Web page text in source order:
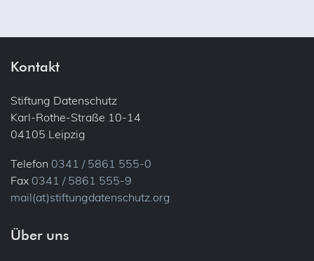
Kontakt
Stiftung Datenschutz
Karl-Rothe-Straße 10-14
04105 Leipzig
Telefon 0341 / 5861 555-0
Fax 0341 / 5861 555-9
mail(at)stiftungdatenschutz.org
Über uns